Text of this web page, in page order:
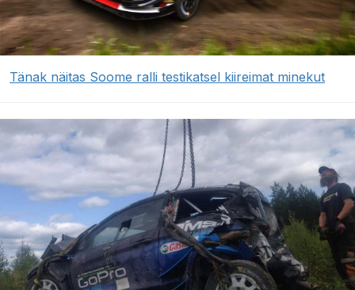
Tänak näitas Soome ralli testikatsel kiireimat minekut